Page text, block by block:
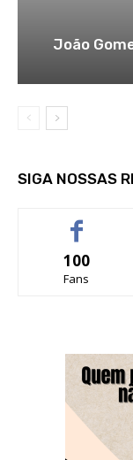
João
SIGA NOSSAS
100
Fans